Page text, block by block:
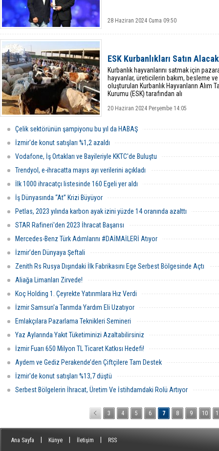
28 Haziran 2024 Cuma 09:50
ESK Kurbanlıkları Satın Alacak
Kurbanlık hayvanlarını satmak için
hayvanlar, üreticilerin bakım, besleme
oluşturulan Kurbanlık Hayvanların Alım
Kurumu (ESK) tarafından alı
20 Haziran 2024 Perşembe 14:05
Çelik sektörünün şampiyonu bu yıl da HABAŞ
İzmir'de konut satışları %1,2 azaldı
Vodafone, İş Ortakları ve Bayileriyle KKTC'de Buluştu
Trendyol, e-ihracatta mayıs ayı verilerini açıkladı
İlk 1000 ihracatçı listesinde 160 Egeli yer aldı
İş Dünyasında “At” Krizi Büyüyor
Petlas, 2023 yılında karbon ayak izini yüzde 14 oranında azalttı
STAR Rafineri'den 2023 İhracat Başarısı
Mercedes-Benz Türk Adımlarını #DAİMAİLERİ Atıyor
İzmir’den Dünyaya Şeftali
Zenith Rs Rusya Dışındaki İlk Fabrikasını Ege Serbest Bölgesinde Açtı
Aliağa Limanları Zirvede!
Koç Holding 1. Çeyrekte Yatırımlara Hız Verdi
İzmir Samsun'a Tarımda Yardım Eli Uzatıyor
Emlakçılara Pazarlama Teknikleri Semineri
Yaz Aylarında Yakıt Tüketiminizi Azaltabilirsiniz
İzmir Fuarı 650 Milyon TL Ticaret Katkısı Hedefi!
Aydem ve Gediz Perakende’den Çiftçilere Tam Destek
İzmir'de konut satışları %13,7 düştü
Serbest Bölgelerin İhracat, Üretim Ve İstihdamdaki Rolü Artıyor
3 4 5 6 7 8 9 10
Ana Sayfa Künye İletişim RSS